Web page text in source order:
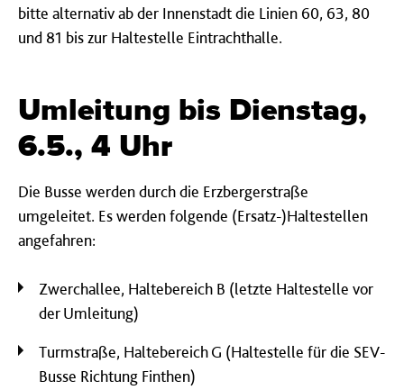
bitte alternativ ab der Innenstadt die Linien 60, 63, 80
und 81 bis zur Haltestelle Eintrachthalle.
Umleitung bis Dienstag,
6.5., 4 Uhr
Die Busse werden durch die Erzbergerstraße
umgeleitet. Es werden folgende (Ersatz-)Haltestellen
angefahren:
Zwerchallee, Haltebereich B (letzte Haltestelle vor
der Umleitung)
Turmstraße, Haltebereich G (Haltestelle für die SEV-
Busse Richtung Finthen)